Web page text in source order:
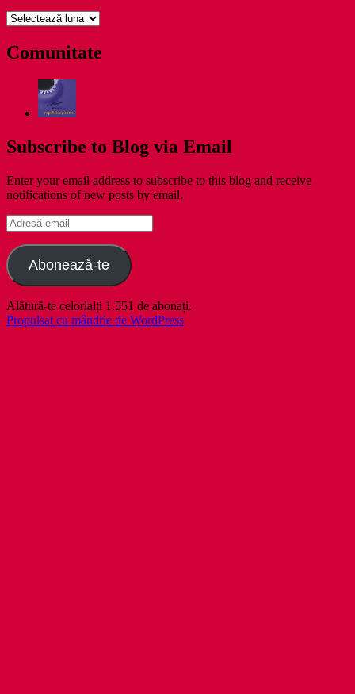
pe
Comunitate
Subscribe to Blog via Email
Enter your email address to subscribe to this blog and receive
notifications of new posts by email.
Adresă
email
Abonează-te
Alătură-te celorlalți 1.551 de abonați.
Propulsat cu mândrie de WordPress